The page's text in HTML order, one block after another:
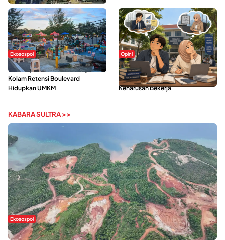
Ekosospol
Ramainya Aktivitas Olahraga di
Kolam Retensi Boulevard
Hidupkan UMKM
Opini
Kerasnya Kehidupan Mahasiswa di
Tengah Gempuran Tugas dan
Keharusan Bekerja
KABARA SULTRA >>
Ekosospol
Kabaena Menanti Kepastian Pemulihan Lingkungan Usai Revisi